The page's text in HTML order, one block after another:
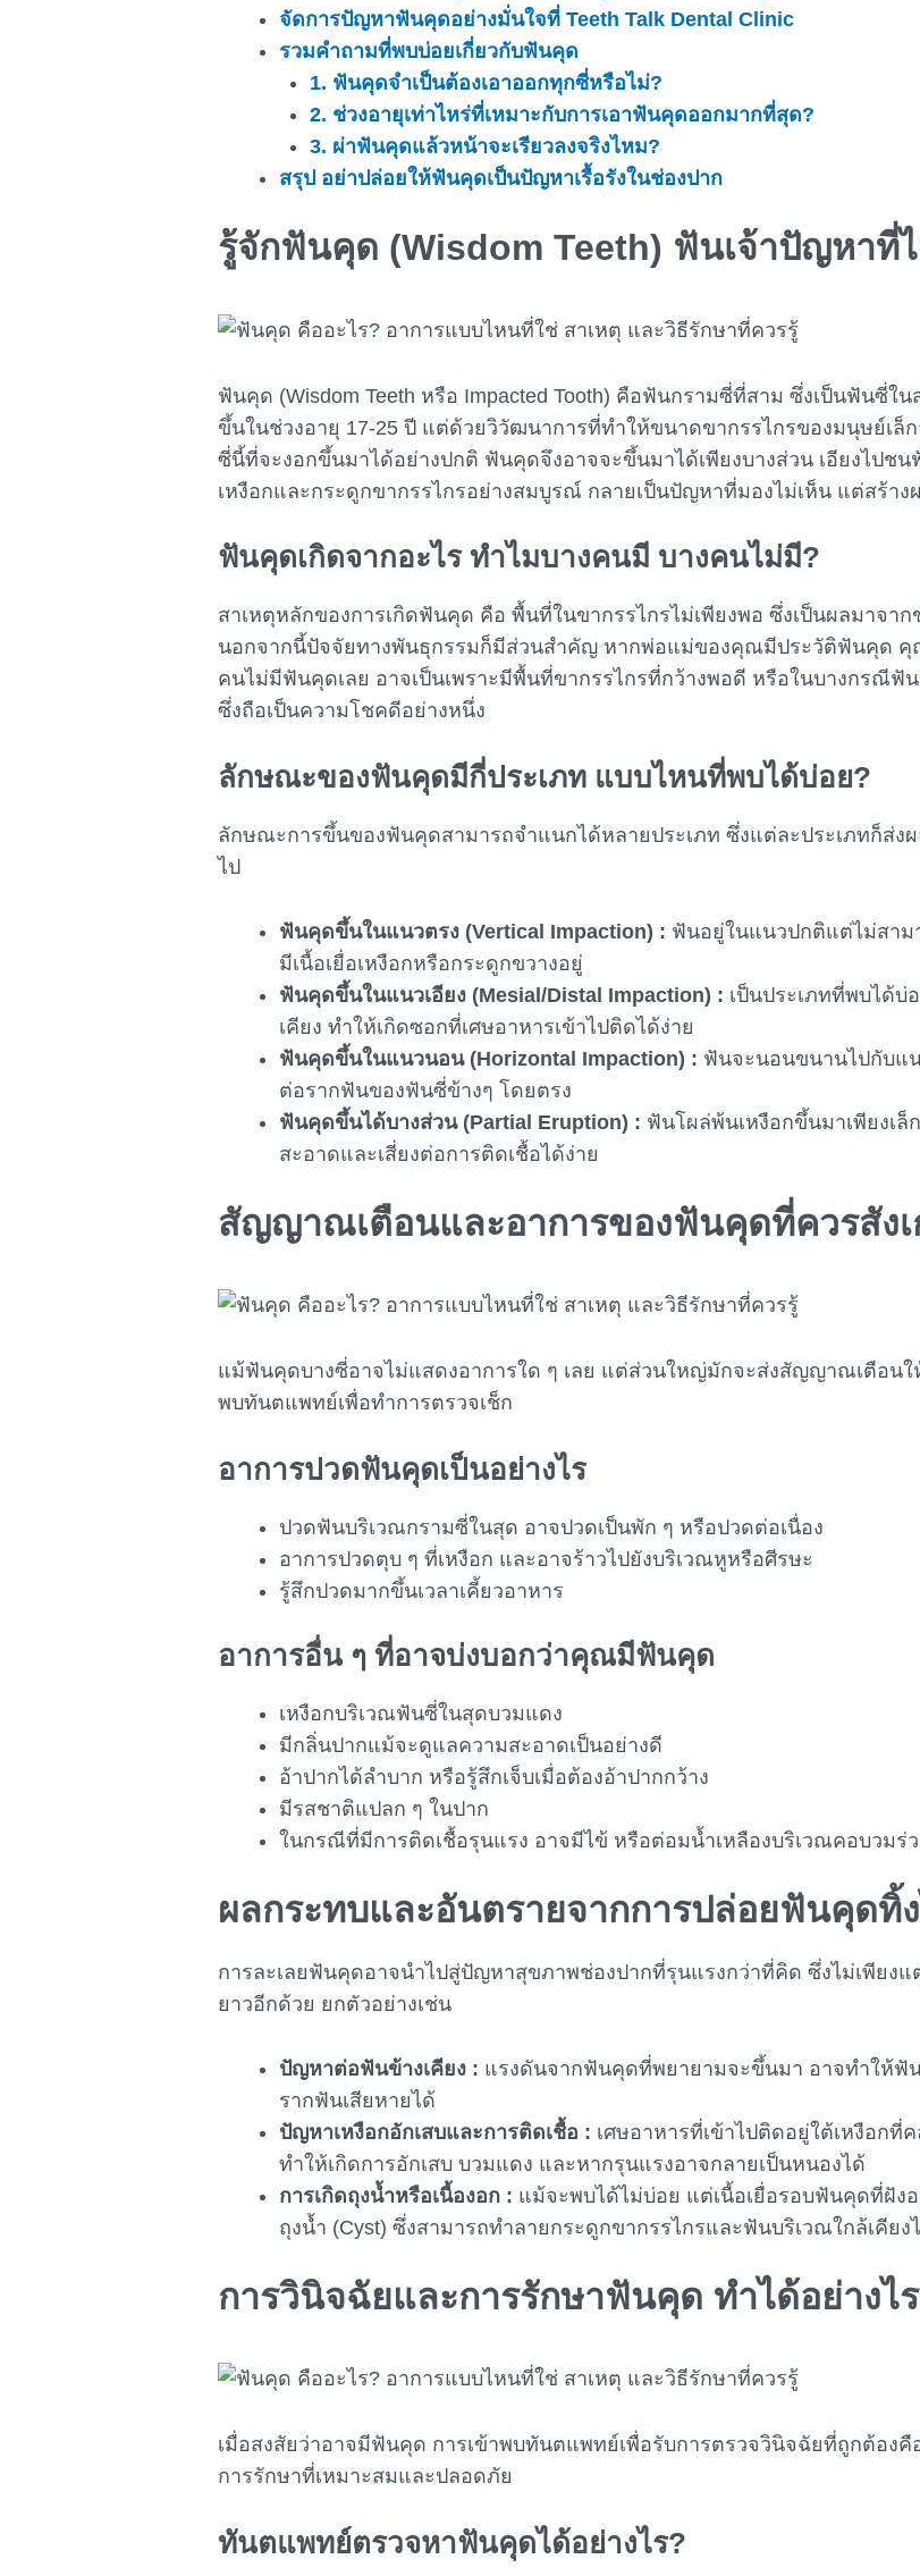
จัดการปัญหาฟันคุดอย่างมั่นใจที่ Teeth Talk Dental Clinic
รวมคำถามที่พบบ่อยเกี่ยวกับฟันคุด
1. ฟันคุดจำเป็นต้องเอาออกทุกซี่หรือไม่?
2. ช่วงอายุเท่าไหร่ที่เหมาะกับการเอาฟันคุดออกมากที่สุด?
3. ผ่าฟันคุดแล้วหน้าจะเรียวลงจริงไหม?
สรุป อย่าปล่อยให้ฟันคุดเป็นปัญหาเรื้อรังในช่องปาก
รู้จักฟันคุด (Wisdom Teeth) ฟันเจ้าปัญหาที่
ฟันคุด (Wisdom Teeth หรือ Impacted Tooth) คือฟันกรามซี่ที่สาม ซึ่งเป็นฟันซี่ใ
ขึ้นในช่วงอายุ 17-25 ปี แต่ด้วยวิวัฒนาการที่ทำให้ขนาดขากรรไกรของมนุษย์เล็
ซี่นี้ที่จะงอกขึ้นมาได้อย่างปกติ ฟันคุดจึงอาจจะขึ้นมาได้เพียงบางส่วน เอียงไปช
เหงือกและกระดูกขากรรไกรอย่างสมบูรณ์ กลายเป็นปัญหาที่มองไม่เห็น แต่สร้าง
ฟันคุดเกิดจากอะไร ทำไมบางคนมี บางคนไม่มี?
สาเหตุหลักของการเกิดฟันคุด คือ พื้นที่ในขากรรไกรไม่เพียงพอ ซึ่งเป็นผลมาจ
นอกจากนี้ปัจจัยทางพันธุกรรมก็มีส่วนสำคัญ หากพ่อแม่ของคุณมีประวัติฟันคุด
คนไม่มีฟันคุดเลย อาจเป็นเพราะมีพื้นที่ขากรรไกรที่กว้างพอดี หรือในบางกรณี
ซึ่งถือเป็นความโชคดีอย่างหนึ่ง
ลักษณะของฟันคุดมีกี่ประเภท แบบไหนที่พบได้บ่อย?
ลักษณะการขึ้นของฟันคุดสามารถจำแนกได้หลายประเภท ซึ่งแต่ละประเภทก็ส่
ไป
ฟันคุดขึ้นในแนวตรง (Vertical Impaction) : ฟันอยู่ในแนวปกติแต่ไม่สาม
มีเนื้อเยื่อเหงือกหรือกระดูกขวางอยู่
ฟันคุดขึ้นในแนวเอียง (Mesial/Distal Impaction) : เป็นประเภทที่พบได้บ่
เคียง ทำให้เกิดซอกที่เศษอาหารเข้าไปติดได้ง่าย
ฟันคุดขึ้นในแนวนอน (Horizontal Impaction) : ฟันจะนอนขนานไปกับแ
ต่อรากฟันของฟันซี่ข้างๆ โดยตรง
ฟันคุดขึ้นได้บางส่วน (Partial Eruption) : ฟันโผล่พ้นเหงือกขึ้นมาเพียงเ
สะอาดและเสี่ยงต่อการติดเชื้อได้ง่าย
สัญญาณเตือนและอาการของฟันคุดที่ควรสัง
แม้ฟันคุดบางซี่อาจไม่แสดงอาการใด ๆ เลย แต่ส่วนใหญ่มักจะส่งสัญญาณเตือนใ
พบทันตแพทย์เพื่อทำการตรวจเช็ก
อาการปวดฟันคุดเป็นอย่างไร
ปวดฟันบริเวณกรามซี่ในสุด อาจปวดเป็นพัก ๆ หรือปวดต่อเนื่อง
อาการปวดตุบ ๆ ที่เหงือก และอาจร้าวไปยังบริเวณหูหรือศีรษะ
รู้สึกปวดมากขึ้นเวลาเคี้ยวอาหาร
อาการอื่น ๆ ที่อาจบ่งบอกว่าคุณมีฟันคุด
เหงือกบริเวณฟันซี่ในสุดบวมแดง
มีกลิ่นปากแม้จะดูแลความสะอาดเป็นอย่างดี
อ้าปากได้ลำบาก หรือรู้สึกเจ็บเมื่อต้องอ้าปากกว้าง
มีรสชาติแปลก ๆ ในปาก
ในกรณีที่มีการติดเชื้อรุนแรง อาจมีไข้ หรือต่อมน้ำเหลืองบริเวณคอบวมร่
ผลกระทบและอันตรายจากการปล่อยฟันคุดทิ้
การละเลยฟันคุดอาจนำไปสู่ปัญหาสุขภาพช่องปากที่รุนแรงกว่าที่คิด ซึ่งไม่เพียงแ
ยาวอีกด้วย ยกตัวอย่างเช่น
ปัญหาต่อฟันข้างเคียง : แรงดันจากฟันคุดที่พยายามจะขึ้นมา อาจทำให้ฟั
รากฟันเสียหายได้
ปัญหาเหงือกอักเสบและการติดเชื้อ : เศษอาหารที่เข้าไปติดอยู่ใต้เหงือก
ทำให้เกิดการอักเสบ บวมแดง และหากรุนแรงอาจกลายเป็นหนองได้
การเกิดถุงน้ำหรือเนื้องอก : แม้จะพบได้ไม่บ่อย แต่เนื้อเยื่อรอบฟันคุดที่ฝัง
ถุงน้ำ (Cyst) ซึ่งสามารถทำลายกระดูกขากรรไกรและฟันบริเวณใกล้เคียง
การวินิจฉัยและการรักษาฟันคุด ทำได้อย่างไ
เมื่อสงสัยว่าอาจมีฟันคุด การเข้าพบทันตแพทย์เพื่อรับการตรวจวินิจฉัยที่ถูกต้อง
การรักษาที่เหมาะสมและปลอดภัย
ทันตแพทย์ตรวจหาฟันคุดได้อย่างไร?